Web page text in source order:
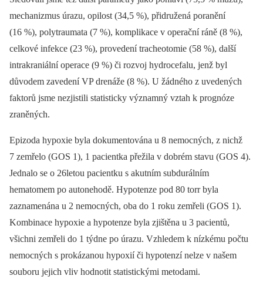
mechanizmus úrazu, opilost (34,5 %), přidružená poranění
(16 %), polytraumata (7 %), komplikace v operační ráně (8 %),
celkové infekce (23 %), provedení tracheotomie (58 %), další
intrakraniální operace (9 %) či rozvoj hydrocefalu, jenž byl
důvodem zavedení VP drenáže (8 %). U žádného z uvedených
faktorů jsme nezjistili statisticky významný vztah k prognóze
zraněných.
Epizoda hypoxie byla dokumentována u 8 nemocných, z nichž
7 zemřelo (GOS 1), 1 pacientka přežila v dobrém stavu (GOS 4).
Jednalo se o 26letou pacientku s akutním subdurálním
hematomem po autonehodě. Hypotenze pod 80 torr byla
zaznamenána u 2 nemocných, oba do 1 roku zemřeli (GOS 1).
Kombinace hypoxie a hypotenze byla zjištěna u 3 pacientů,
všichni zemřeli do 1 týdne po úrazu. Vzhledem k nízkému počtu
nemocných s prokázanou hypoxií či hypotenzí nelze v našem
souboru jejich vliv hodnotit statistickými metodami.